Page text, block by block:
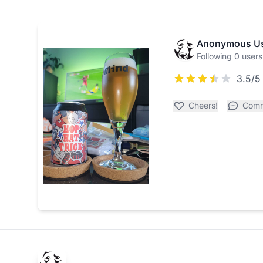
Anonymous
Following 0 users
3.5/5
Cheers!